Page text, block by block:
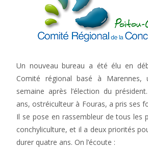
Un nouveau bureau a été élu en
Comité régional basé à Marennes,
semaine après l’élection du
ans, ostréiculteur à Fouras, a pris ses
Il se pose en rassembleur de tous les
conchyliculture, et il a deux priorités
durer quatre ans. On l’écoute :